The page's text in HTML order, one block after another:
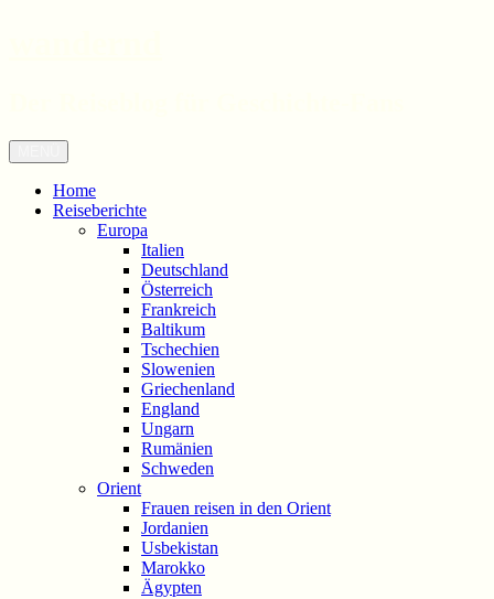
Zum
Inhalt
springen
Home
Reiseberichte
Europa
Italien
Deutschland
Österreich
Frankreich
Baltikum
Tschechien
Slowenien
Griechenland
England
Ungarn
Rumänien
Schweden
Orient
Frauen reisen in den Orient
Jordanien
Usbekistan
Marokko
Ägypten